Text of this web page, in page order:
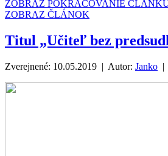
ZOBRAZ POKRAČOVANIE
ZOBRAZ ČLÁNOK
Titul „Učiteľ bez
Zverejnené: 10.05.2019 | Autor: Janko |